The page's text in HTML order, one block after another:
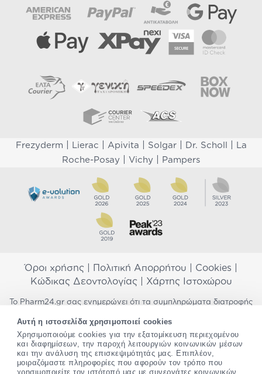
Αυτή η ιστοσελίδα χρησιμοποιεί cookies
Χρησιμοποιούμε cookies για την εξατομίκευση περιεχομένου
και διαφημίσεων, την παροχή λειτουργιών κοινωνικών μέσων
και την ανάλυση της επισκεψιμότητάς μας. Επιπλέον,
μοιραζόμαστε πληροφορίες που αφορούν τον τρόπο που
χρησιμοποιείτε τον ιστότοπό μας με συνεργάτες κοινωνικών
Frezyderm Lierac Apivita Solgar| Dr. Scholl
La
Roche-Posay
Vichy Pampers
Όροι χρήσης Πολιτική Απορρήτου Cookies
Κώδικας Δεοντολογίας| Χάρτης Ιστοχώρου
Το Pharm24.gr σας ενημερώνει ότι τα συμπληρώματα διατροφής
προορίζονται για την πρόληψη, αγωγή ή θεραπεία ανθρώπινης
νόσου. Συμβουλευτείτε τον γιατρό σας εάν είστε έγκυος,
θηλάζετε, ακολουθείτε παράλληλα φαρμακευτική αγωγή ή
αντιμετωπίζετε προβλήματα υγείας πριν χρησιμοποιήσετε
οποιοδήποτε συμπλήρωμα διατροφής. Προσπαθούμε διαρκώς να